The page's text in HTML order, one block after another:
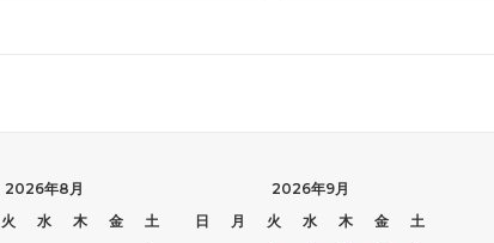
2026年8月
火 水 木 金
土
2026年9月
日
月 火 水 木 金
土